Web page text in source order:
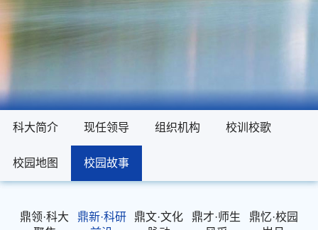
科大简介 现任领导 组织机构 校训校歌
校园地图 校园故事
科大简介 现任领导 组织机构 校训校歌
校园地图 校园故事
鼎领·科大
鼎新·科研
鼎文·文化
鼎才·师生
鼎忆·校园